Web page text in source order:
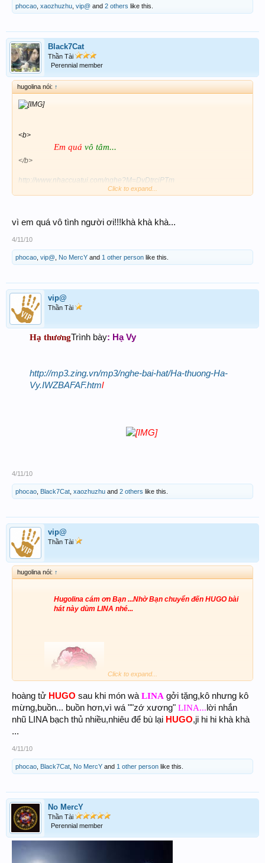
phocao, xaozhuzhu, vip@ and 2 others like this.
Black7Cat
Thần Tài
Perennial member
hugolina nói: ↑
<b>
Em quá vô tâm...
</b>
http://www.nhaccuatui.com/nghe?M=DvDtrciPTm
Click to expand...
vì em quá vô tình người ơi!!!khà khà khà...
4/11/10
phocao vip@ No MercY and 1 other person like this.
vip@
Thần Tài
Hạ thươngTrình bày: Hạ Vy
http://mp3.zing.vn/mp3/nghe-bai-hat/Ha-thuong-Ha-
Vy.IWZBAFAF.html
4/11/10
phocao Black7Cat xaozhuzhu and 2 others like this.
vip@
Thần Tài
hugolina nói: ↑
Hugolina cám ơn Bạn ...Nhờ Bạn chuyển đến HUGO bài
hát này dùm LINA nhé...
<B>
Hoàng TửCủaLòng Em...
http://www.nhaccuatui.com/nghe?M=-D1cGbpEIM
Click to expand...
hoàng tử HUGO sau khi món wà LINA gởi tặng,kô nhưng kô
mừng,buồn... buồn hơn,vì wá ""zớ xương" LINA... lời nhắn
nhũ LINA bạch thủ nhiều,nhiêu để bù lại HUGO,ji hi hi khà khà
...
4/11/10
phocao Black7Cat No MercY and 1 other person like this.
No MercY
Thần Tài
Perennial member